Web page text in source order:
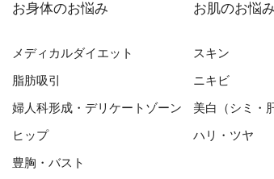
お⾝体のお悩み
メディカルダイエット
脂肪吸引
婦⼈科形成・デリケートゾーン
ヒップ
豊胸・バスト
お肌のお悩み
スキン
ニキビ
美⽩（シミ・
ハリ・ツヤ